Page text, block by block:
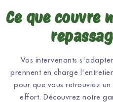
Ce que couvre
Vos intervenants
prennent en charge
pour que vous retrouviez
effort. Découvrez notre